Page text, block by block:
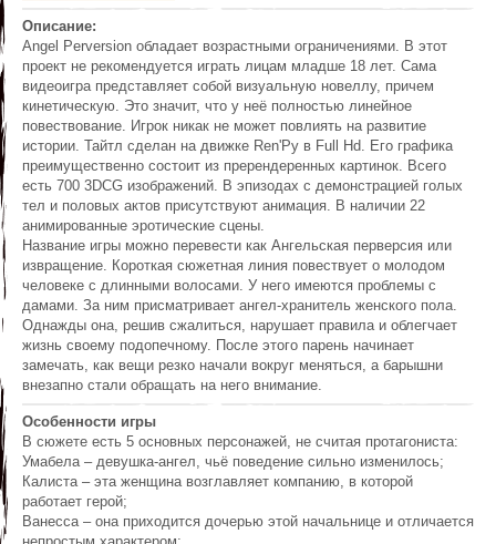
Описание:
Angel Perversion обладает возрастными ограничениями. В этот
проект не рекомендуется играть лицам младше 18 лет. Сама
видеоигра представляет собой визуальную новеллу, причем
кинетическую. Это значит, что у неё полностью линейное
повествование. Игрок никак не может повлиять на развитие
истории. Тайтл сделан на движке Ren'Py в Full Hd. Его графика
преимущественно состоит из пререндеренных картинок. Всего
есть 700 3DCG изображений. В эпизодах с демонстрацией голых
тел и половых актов присутствуют анимация. В наличии 22
анимированные эротические сцены.
Название игры можно перевести как Ангельская перверсия или
извращение. Короткая сюжетная линия повествует о молодом
человеке с длинными волосами. У него имеются проблемы с
дамами. За ним присматривает ангел-хранитель женского пола.
Однажды она, решив сжалиться, нарушает правила и облегчает
жизнь своему подопечному. После этого парень начинает
замечать, как вещи резко начали вокруг меняться, а барышни
внезапно стали обращать на него внимание.
Особенности игры
В сюжете есть 5 основных персонажей, не считая протагониста:
Умабела – девушка-ангел, чьё поведение сильно изменилось;
Калиста – эта женщина возглавляет компанию, в которой
работает герой;
Ванесса – она приходится дочерью этой начальнице и отличается